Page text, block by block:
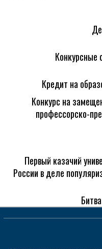
Конкурсные
Кредит на
Конкурс на
профессорско-
Первый казачий
России в деле